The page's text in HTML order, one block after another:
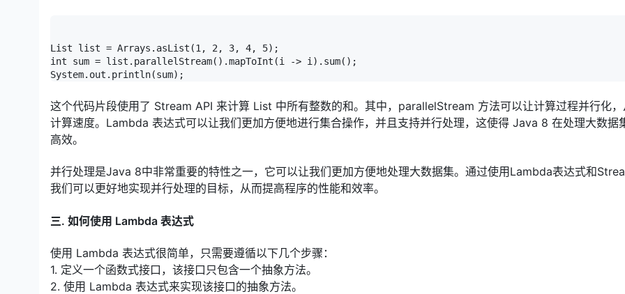
List list = Arrays.asList(1, 2, 3, 4, 5);
int sum = list.parallelStream().mapToInt(i -> i).sum();
System.out.println(sum);
这个代码片段使用了 Stream API 来计算 List 中所有整数的和。其中，parallelStream 方法可以让计算过程并行化
计算速度。Lambda 表达式可以让我们更加方便地进行集合操作，并且支持并行处理，这使得 Java 8 在处理大数据
高效。
并行处理是Java 8中非常重要的特性之一，它可以让我们更加方便地处理大数据集。通过使用Lambda表达式和
我们可以更好地实现并行处理的目标，从而提高程序的性能和效率。
三. 如何使用 Lambda 表达式
使用 Lambda 表达式很简单，只需要遵循以下几个步骤：
1. 定义一个函数式接口，该接口只包含一个抽象方法。
2. 使用 Lambda 表达式来实现该接口的抽象方法。